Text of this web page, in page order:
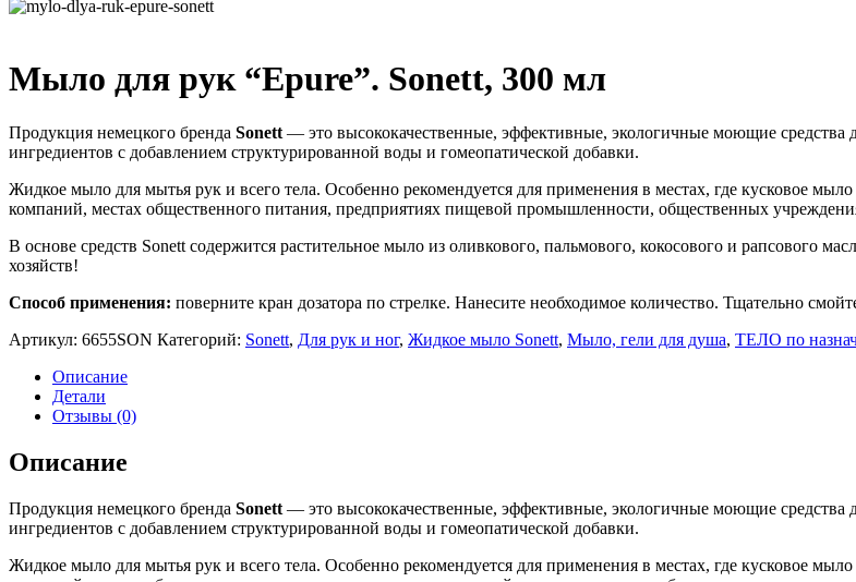
Мыло для рук “Epure”. Sonett, 300 мл
Продукция немецкого бренда Sonett — это высококачественные, эффективные, экологичные моющие
ингредиентов с добавлением структурированной воды и гомеопатической добавки.
Жидкое мыло для мытья рук и всего тела. Особенно рекомендуется для применения в местах, где кусковое
компаний, местах общественного питания, предприятиях пищевой промышленности, общественных
В основе средств Sonett содержится растительное мыло из оливкового, пальмового, кокосового и рапсового
хозяйств!
Способ применения: поверните кран дозатора по стрелке. Нанесите необходимое количество. Тщательно
Артикул: 6655SON Категорий: Sonett, Для рук и ног, Жидкое мыло Sonett, Мыло, гели для душа, ТЕЛО по
Описание
Детали
Отзывы (0)
Описание
Продукция немецкого бренда Sonett — это высококачественные, эффективные, экологичные моющие
ингредиентов с добавлением структурированной воды и гомеопатической добавки.
Жидкое мыло для мытья рук и всего тела. Особенно рекомендуется для применения в местах, где кусковое